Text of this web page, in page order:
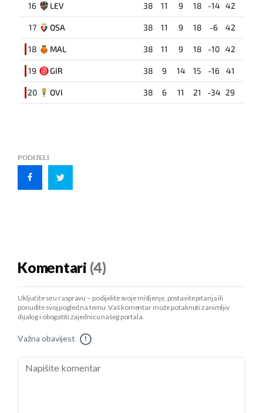
16 LEV 38 11 9 18 -14 42
17 OSA 38 11 9 18 -6 42
18 MAL 38 11 9 18 -10 42
19 GIR 38 9 14 15 -16 41
20 OVI 38 6 11 21 -34 29
PODIJELI
Komentari (4)
Uključite se u raspravu – podijelite svoje mišljenje, postavite pitanja ili
ponudite svoj pogled na temu. Vaš komentar može potaknuti zanimljiv
dijalog i obogatiti zajednicu našeg portala.
Važna obavijest !